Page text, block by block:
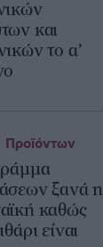
και
το α’
ξανά η
καθώς
είναι